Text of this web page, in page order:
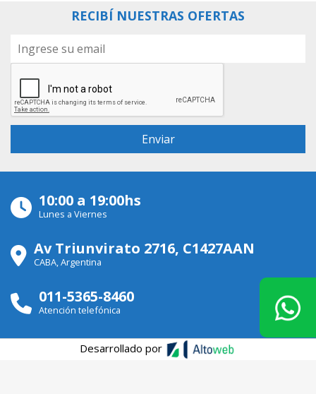
RECIBÍ NUESTRAS OFERTAS
10:00 a 19:00hs
Lunes a Viernes
Av Triunvirato 2716, C1427AAN
CABA, Argentina
011-5365-8460
Atención telefónica
Desarrollado por